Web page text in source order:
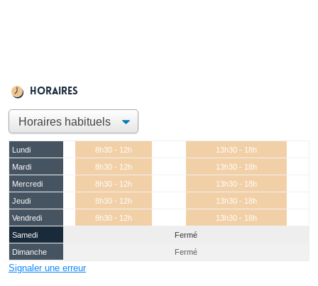
Horaires
Lundi 8h30 - 12h
13h30 - 18h
Mardi
8h30 - 12h
13h30 - 18h
Mercredi
8h30 - 12h
13h30 - 18h
Jeudi
8h30 - 12h
13h30 - 18h
Vendredi
8h30 - 12h
13h30 - 18h
Samedi
Fermé
Dimanche
Fermé
Signaler une erreur